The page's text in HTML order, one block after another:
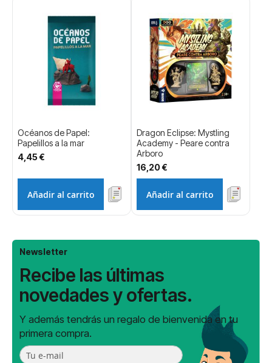
Océanos de Papel:
Papelillos a la mar
4,45 €
Añadir al carrito
Dragon Eclipse: Mystling
Academy - Peare contra
Arboro
16,20 €
Añadir al carrito
Newsletter
Recibe las últimas
novedades y ofertas.
Y además tendrás un regalo de bienvenida en tu
primera compra.